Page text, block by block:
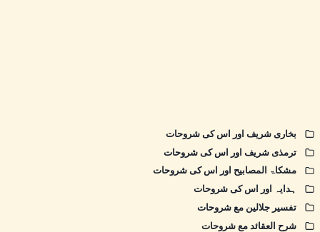
بخاری شریف اور اس کی شروحات
ترمذی شریف اور اس کی شروحات
مشکاۃ المصابیح اور اس کی شروحات
ہدایہ اور اس کی شروحات
تفسیر جلالین مع شروحات
شرح العقائد مع شروحات